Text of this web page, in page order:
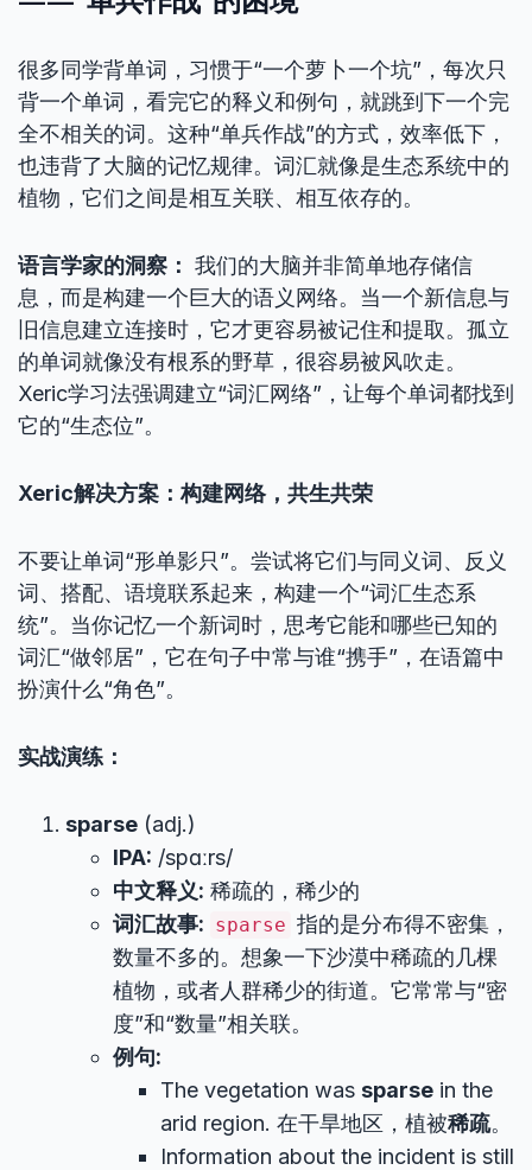
很多同学背单词，习惯于“一个萝卜一个坑”，每次只
背一个单词，看完它的释义和例句，就跳到下一个完
全不相关的词。这种“单兵作战”的方式，效率低下，
也违背了大脑的记忆规律。词汇就像是生态系统中的
植物，它们之间是相互关联、相互依存的。
语言学家的洞察： 我们的大脑并非简单地存储信
息，而是构建一个巨大的语义网络。当一个新信息与
旧信息建立连接时，它才更容易被记住和提取。孤立
的单词就像没有根系的野草，很容易被风吹走。
Xeric学习法强调建立“词汇网络”，让每个单词都找到
它的“生态位”。
Xeric解决方案：构建网络，共生共荣
不要让单词“形单影只”。尝试将它们与同义词、反义
词、搭配、语境联系起来，构建一个“词汇生态系
统”。当你记忆一个新词时，思考它能和哪些已知的
词汇“做邻居”，它在句子中常与谁“携手”，在语篇中
扮演什么“角色”。
实战演练：
sparse (adj.)
IPA: /spɑːrs/
中文释义: 稀疏的，稀少的
词汇故事: sparse 指的是分布得不密集，
数量不多的。想象一下沙漠中稀疏的几棵
植物，或者人群稀少的街道。它常常与“密
度”和“数量”相关联。
例句:
The vegetation was sparse in the
arid region. 在干旱地区，植被稀疏。
Information about the incident is still